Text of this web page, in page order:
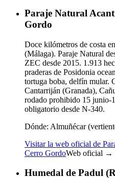
Paraje Natural
Gordo
Doce kilómetros de costa
(Málaga). Paraje Natural
ZEC desde 2015. 1.913
praderas de Posidonia
tortuga boba, delfín mular.
Cantarriján (Granada),
rodado prohibido 15 junio-
obligatorio desde N-340.
Dónde: Almuñécar
Visitar la web oficial de
Cerro GordoWeb oficial →
Humedal de Padul